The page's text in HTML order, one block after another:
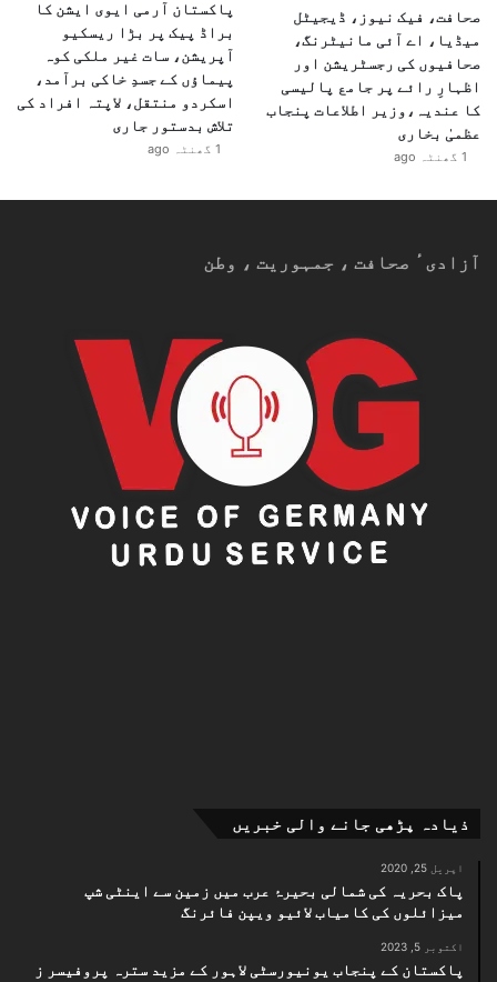
صحافت، فیک نیوز، ڈیجیٹل
میڈیا، اے آئی مانیٹرنگ،
صحافیوں کی رجسٹریشن اور
اظہارِ رائے پر جامع پالیسی
کا عندیہ،وزیر اطلاعات پنجاب
عظمیٰ بخاری
1 گھنٹہ ago
پاکستان آرمی ایوی ایشن کا
براڈ پیک پر بڑا ریسکیو
آپریشن، سات غیر ملکی کوہ
پیماؤں کے جسدِ خاکی برآمد،
اسکردو منتقل، لاپتہ افراد کی
تلاش بدستور جاری
1 گھنٹہ ago
آزادیٴ صحافت ، جمہوریت ، وطن
ذیادہ پڑھی جانے والی خبریں
اپریل 25, 2020
پاک بحریہ کی شمالی بحیرۂ عرب میں زمین سے اینٹی شپ
میزائلوں کی کامیاب لائیو ویپن فائرنگ
اکتوبر 5, 2023
پاکستان کے پنجاب یونیورسٹی لاہور کے مزید سترہ پروفیسر ز